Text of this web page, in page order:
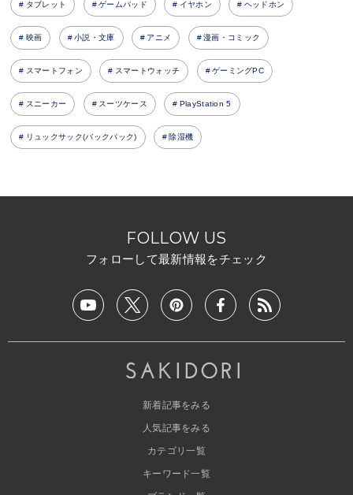
タブレット ゲームパッド イヤホン ヘッドホン
映画 小説・文庫 アニメ 漫画・コミック
スマートフォン スマートウォッチ ゲーミングPC
スニーカー スーツケース PlayStation 5
リュックサック(バックパック) 除湿機
FOLLOW US
フォローして最新情報をチェック
新着記事をみる
人気記事をみる
カテゴリ一覧
キーワード一覧